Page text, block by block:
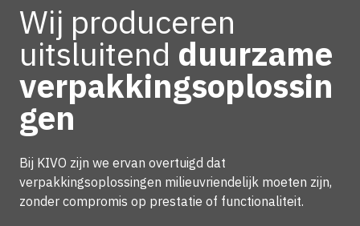
Wij produceren
uitsluitend duurzame
verpakkingsoplossin
gen
Bij KIVO zijn we ervan overtuigd dat
verpakkingsoplossingen milieuvriendelijk moeten zijn,
zonder compromis op prestatie of functionaliteit.